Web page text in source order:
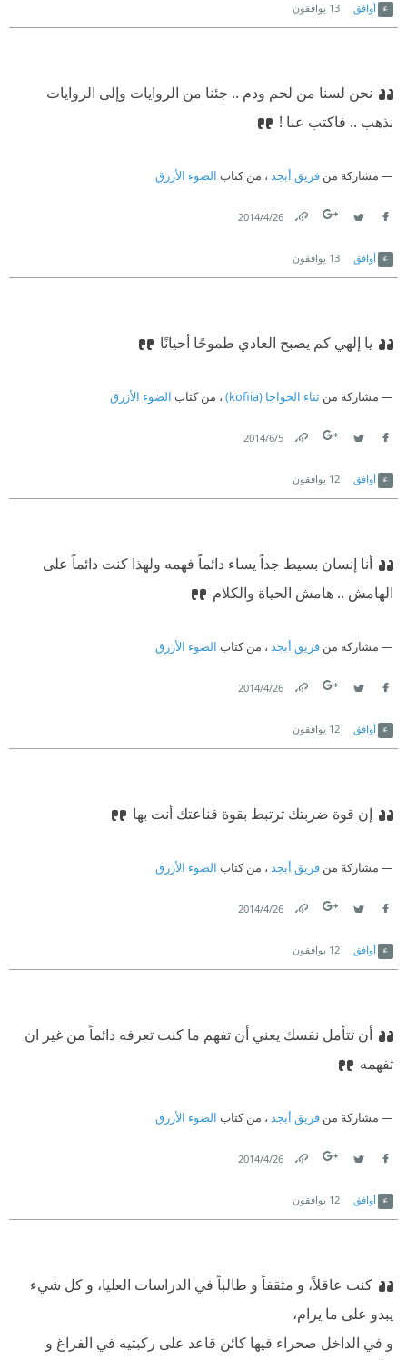
أوافق 13 يوافقون
نحن لسنا من لحم ودم .. جئنا من الروايات وإلى الروايات
نذهب .. فاكتب عنا !
مشاركة من فريق أبجد ، من كتاب الضوء الأزرق
26‏/4‏/2014
أوافق 13 يوافقون
يا إلهي كم يصبح العادي طموحًا أحيانًا
مشاركة من ثناء الخواجا (kofiia) ، من كتاب الضوء الأزرق
5‏/6‏/2014
أوافق 12 يوافقون
أنا إنسان بسيط جداً يساء دائماً فهمه ولهذا كنت دائماً على
الهامش .. هامش الحياة والكلام
مشاركة من فريق أبجد ، من كتاب الضوء الأزرق
26‏/4‏/2014
أوافق 12 يوافقون
إن قوة ضربتك ترتبط بقوة قناعتك أنت بها
مشاركة من فريق أبجد ، من كتاب الضوء الأزرق
26‏/4‏/2014
أوافق 12 يوافقون
أن تتأمل نفسك يعني أن تفهم ما كنت تعرفه دائماً من غير ان
تفهمه
مشاركة من فريق أبجد ، من كتاب الضوء الأزرق
26‏/4‏/2014
أوافق 12 يوافقون
كنت عاقلاً، و مثقفاً و طالباً في الدراسات العليا، و كل شيء
يبدو على ما يرام،
و في الداخل صحراء فيها كائن قاعد على ركبتيه في الفراغ و